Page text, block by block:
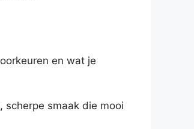
en wat je
smaak die mooi